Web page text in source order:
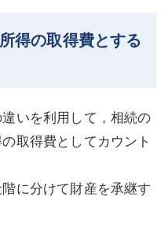
得の取得費とする
いを利用して，相続の
取得費としてカウント
に分けて財産を承継す